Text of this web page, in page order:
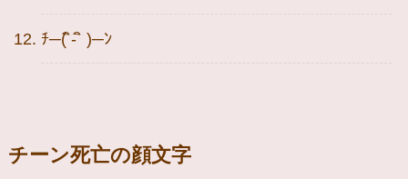
ﾁ─( ิ- ิ )─ﾝ
チーン死亡の顔文字